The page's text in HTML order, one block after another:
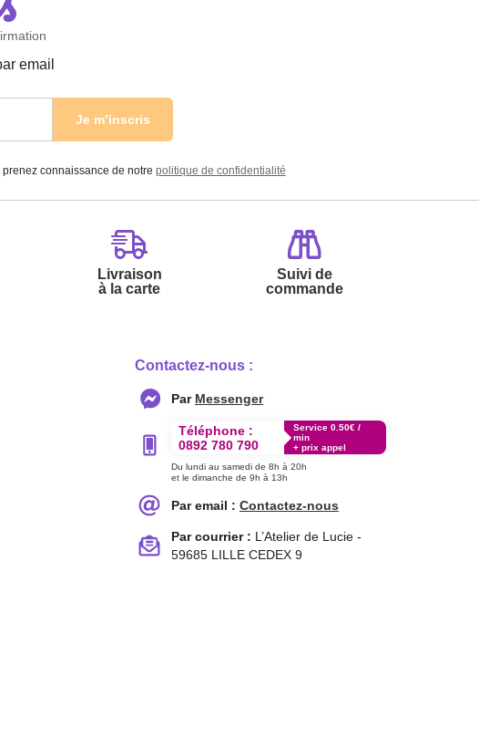
email
Je m’inscris
connaissance de notre politique de confidentialité
Livraison
à la carte
Suivi de
commande
Contactez-nous :
Par Messenger
Téléphone :
0892 780 790
Service 0.50€ /
min
+ prix appel
Du lundi au samedi de 8h à 20h
et le dimanche de 9h à 13h
Par email : Contactez-nous
Par courrier : L’Atelier de Lucie -
59685 LILLE CEDEX 9